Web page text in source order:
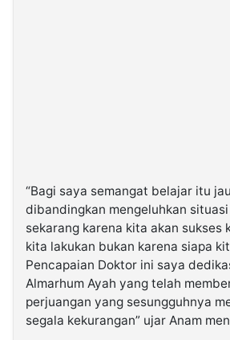
“Bagi saya semangat belajar itu
dibandingkan mengeluhkan
sekarang karena kita akan sukses
kita lakukan bukan karena siapa
Pencapaian Doktor ini saya
Almarhum Ayah yang telah
perjuangan yang sesungguhnya
segala kekurangan” ujar Anam